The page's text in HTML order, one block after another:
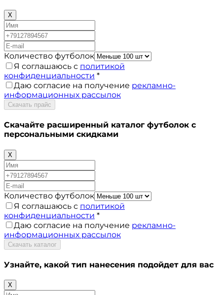
X
Количество футболок
Я соглашаюсь с политикой
конфиденциальности *
Даю согласие на получение рекламно-
информационных рассылок
Скачать прайс
Скачайте расширенный каталог футболок с
персональными скидками
X
Количество футболок
Я соглашаюсь с политикой
конфиденциальности *
Даю согласие на получение рекламно-
информационных рассылок
Скачать каталог
Узнайте, какой тип нанесения подойдет для вас
X